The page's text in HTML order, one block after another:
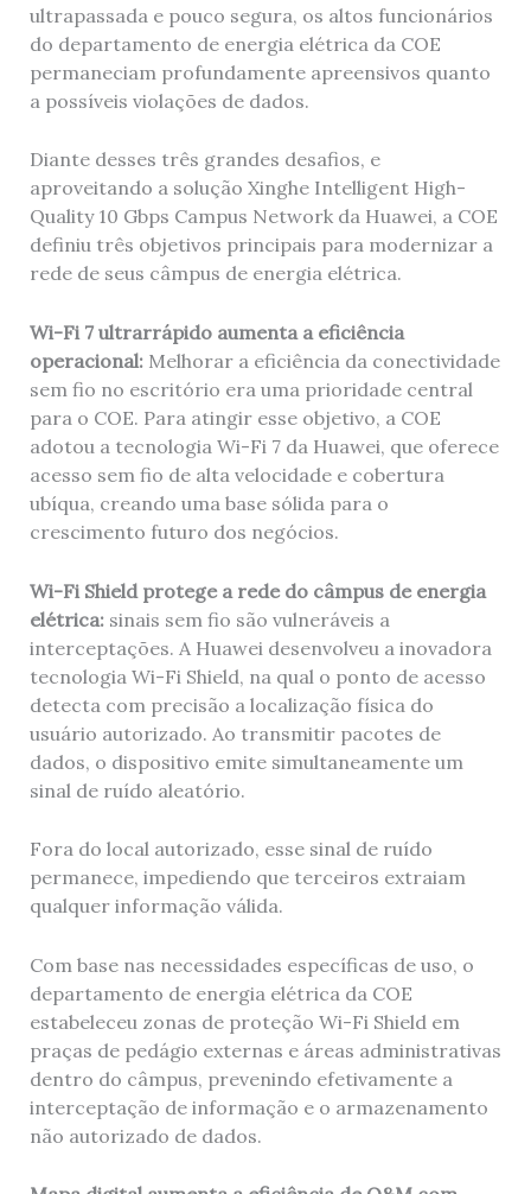
ultrapassada e pouco segura, os altos funcionários
do departamento de energia elétrica da COE
permaneciam profundamente apreensivos quanto
a possíveis violações de dados.
Diante desses três grandes desafios, e
aproveitando a solução Xinghe Intelligent High-
Quality 10 Gbps Campus Network da Huawei, a COE
definiu três objetivos principais para modernizar a
rede de seus câmpus de energia elétrica.
Wi-Fi 7 ultrarrápido aumenta a eficiência
operacional:Melhorar a eficiência da conectividade
sem fio no escritório era uma prioridade central
para o COE. Para atingir esse objetivo, a COE
adotou a tecnologia Wi-Fi 7 da Huawei, que oferece
acesso sem fio de alta velocidade e cobertura
ubíqua, creando uma base sólida para o
crescimento futuro dos negócios.
Wi-Fi Shield protege a rede do câmpus de energia
elétrica:sinais sem fio são vulneráveis ​​a
interceptações. A Huawei desenvolveu a inovadora
tecnologia Wi-Fi Shield, na qual o ponto de acesso
detecta com precisão a localização física do
usuário autorizado. Ao transmitir pacotes de
dados, o dispositivo emite simultaneamente um
sinal de ruído aleatório.
Fora do local autorizado, esse sinal de ruído
permanece, impediendo que terceiros extraiam
qualquer informação válida.
Com base nas necessidades específicas de uso, o
departamento de energia elétrica da COE
estabeleceu zonas de proteção Wi-Fi Shield em
praças de pedágio externas e áreas administrativas
dentro do câmpus, prevenindo efetivamente a
interceptação de informação e o armazenamento
não autorizado de dados.